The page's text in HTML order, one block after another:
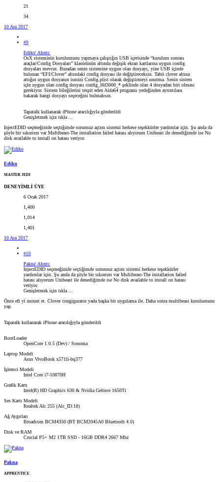
21
34
10 Ara 2017
#9
Ediko' Alıntı:
OsX sisteminin kurulumunu yapmaya çalıştığın USB içerisinde “kurulum sonrası
araçlar/Config Dosyaları” klasörünün altında değişik ekran kartlarına uygun config
dosyaları mevcut. Buradan senin sistemine uygun olan dosyayı, yine USB içinde
bulunan “EFI/Clover” altındaki config dosyası ile değiştireceksin. Tabii clover altına
attığın uygun dosyanın ismini Config.plist olarak değiştirmeyi unutma. Senin sistem
için uygun olan config dosyası config_Hd3000_* şeklinde olan 4 dosyadan biri olması
gerekiyor. Sistem bileğilerini tespit eden Aida64 programı yedeğinden ayrıntılara
bakarak hangi dosyayı seçeceğini bulmalısın.
Tapatalk kullanarak iPhone aracılığıyla gönderildi
Genişletmek için tıkla ...
InjectEDID seçeneğinide seçtiğimde sorunsuz açtım sistemi herkese teşekkürler yardımlar için. Şu anda da
şöyle bir sıkıntım var Multibeast-The installation failed hatası alıyorum Unibeast ile denediğimde ise No
disk available to install on hatası veriyor.
Ediko
MASTER JEDI
DENEYİMLİ ÜYE
6 Ocak 2017
1,400
1,014
1,401
10 Ara 2017
#10
Pakna' Alıntı:
InjectEDID seçeneğinide seçtiğimde sorunsuz açtım sistemi herkese teşekkürler
yardımlar için. Şu anda da şöyle bir sıkıntım var Multibeast-The installation failed
hatası alıyorum Unibeast ile denediğimde ise No disk available to install on hatası
veriyor.
Genişletmek için tıkla ...
Önce efi yi mount et. Clover congigurator yada başka bir uygulama ile. Daha sonra multibeast kurulumunu
yap.
Tapatalk kullanarak iPhone aracılığıyla gönderildi
BootLoader
OpenCore 1.0.5 (Dev) / Sonoma
Laptop Modeli
Asus VivoBook x571li-bq377
İşlemci Modeli
Intel Core i7-10870H
Grafik Kartı
Intel(R) HD Graphics 630 & Nvidia Geforce 1650Ti
Ses Kartı Modeli
Realtek Alc 255 (Alc_ID:18)
Ağ Aygıtları
Broadcom BCM4350 (BT BCM2045A0 Bluetooth 4.0)
Disk ve RAM
Crucial P5+ M2 1TB SSD - 16GB DDR4 2667 Mhz
Pakna
APPRENTICE